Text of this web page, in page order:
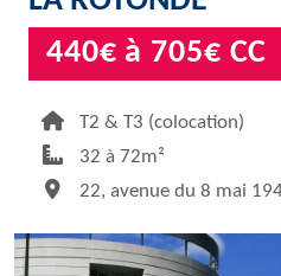
440€ à 705€ CC
T2 & T3 (colocation)
32 à 72m²
22, avenue du 8 mai